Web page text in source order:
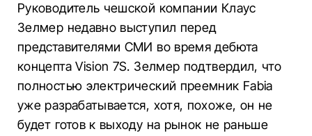
Руководитель чешской компании Клаус
Зелмер недавно выступил перед
представителями СМИ во время дебюта
концепта Vision 7S. Зелмер подтвердил, что
полностью электрический преемник Fabia
уже разрабатывается, хотя, похоже, он не
будет готов к выходу на рынок не раньше